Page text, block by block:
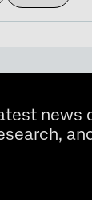
news